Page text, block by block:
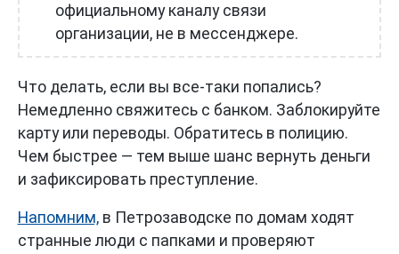
официальному каналу связи
организации, не в мессенджере.
Что делать, если вы все-таки попались?
Немедленно свяжитесь с банком. Заблокируйте
карту или переводы. Обратитесь в полицию.
Чем быстрее — тем выше шанс вернуть деньги
и зафиксировать преступление.
Напомним,в Петрозаводске по домам ходят
странные люди с папками и проверяют